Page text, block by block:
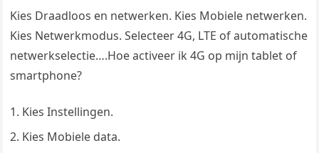
Kies Draadloos en netwerken. Kies Mobiele netwerken.
Kies Netwerkmodus. Selecteer 4G, LTE of automatische
netwerkselectie….Hoe activeer ik 4G op mijn tablet of
smartphone?
Kies Instellingen.
Kies Mobiele data.